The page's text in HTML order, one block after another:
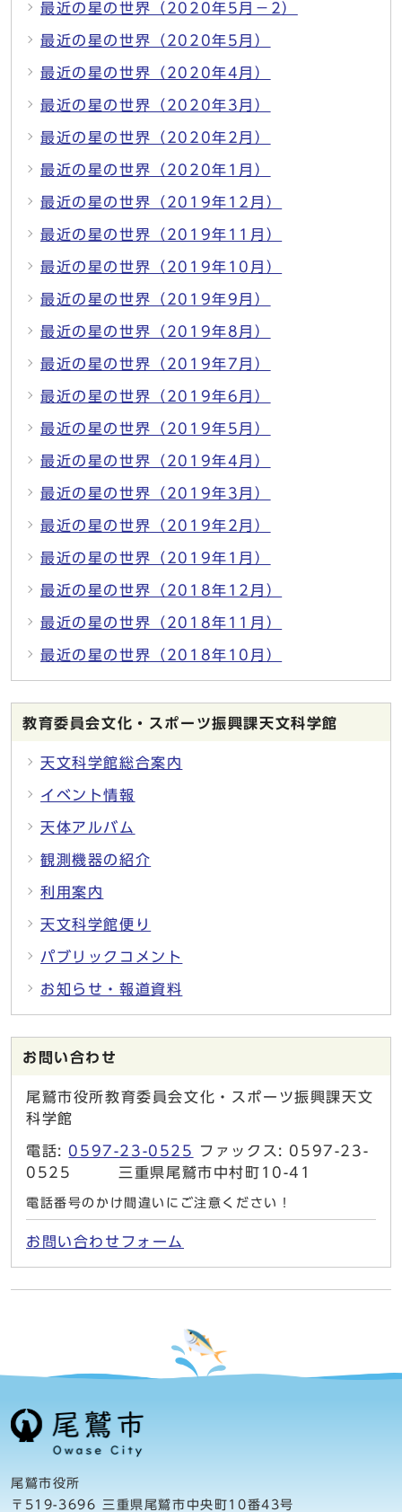
最近の星の世界（2020年5月－2）
最近の星の世界（2020年5月）
最近の星の世界（2020年4月）
最近の星の世界（2020年3月）
最近の星の世界（2020年2月）
最近の星の世界（2020年1月）
最近の星の世界（2019年12月）
最近の星の世界（2019年11月）
最近の星の世界（2019年10月）
最近の星の世界（2019年9月）
最近の星の世界（2019年8月）
最近の星の世界（2019年7月）
最近の星の世界（2019年6月）
最近の星の世界（2019年5月）
最近の星の世界（2019年4月）
最近の星の世界（2019年3月）
最近の星の世界（2019年2月）
最近の星の世界（2019年1月）
最近の星の世界（2018年12月）
最近の星の世界（2018年11月）
最近の星の世界（2018年10月）
教育委員会文化・スポーツ振興課天文科学館
天文科学館総合案内
イベント情報
天体アルバム
観測機器の紹介
利用案内
天文科学館便り
パブリックコメント
お知らせ・報道資料
お問い合わせ
尾鷲市役所教育委員会文化・スポーツ振興課天文
科学館
電話: 0597-23-0525
ファックス: 0597-23-
0525 三重県尾鷲市中村町10-41
電話番号のかけ間違いにご注意ください！
お問い合わせフォーム
尾鷲市役所
〒519-3696 三重県尾鷲市中央町10番43号